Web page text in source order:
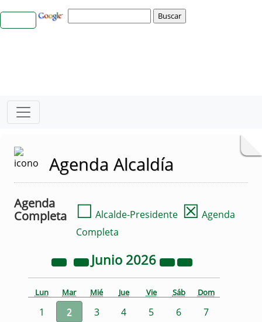
Agenda Alcaldía
Agenda
Completa
☐ Alcalde-Presidente ☒ Agenda
Completa
Junio 2026
Lun Mar Mié Jue Vie Sáb Dom
1 2 3 4 5 6
7